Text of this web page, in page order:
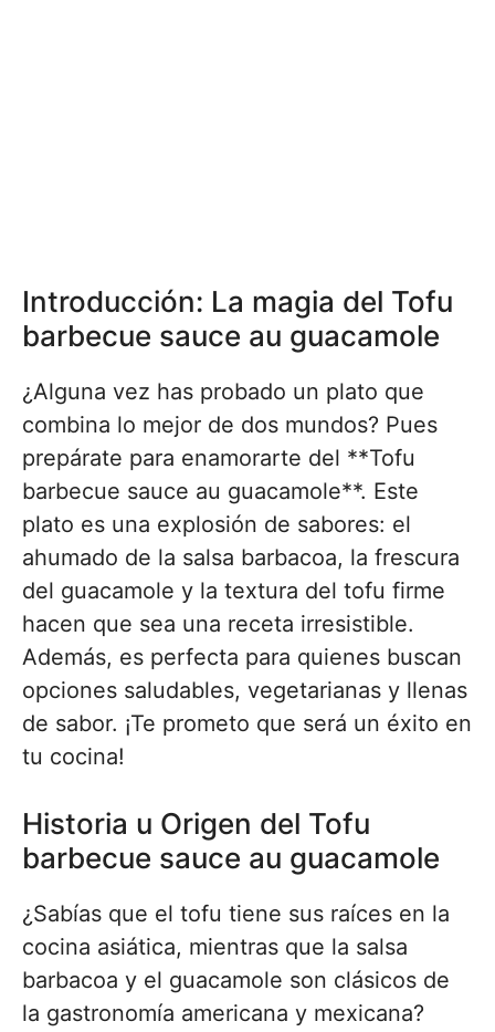
Introducción: La magia del Tofu
barbecue sauce au guacamole
¿Alguna vez has probado un plato que
combina lo mejor de dos mundos? Pues
prepárate para enamorarte del **Tofu
barbecue sauce au guacamole**. Este
plato es una explosión de sabores: el
ahumado de la salsa barbacoa, la frescura
del guacamole y la textura del tofu firme
hacen que sea una receta irresistible.
Además, es perfecta para quienes buscan
opciones saludables, vegetarianas y llenas
de sabor. ¡Te prometo que será un éxito en
tu cocina!
Historia u Origen del Tofu
barbecue sauce au guacamole
¿Sabías que el tofu tiene sus raíces en la
cocina asiática, mientras que la salsa
barbacoa y el guacamole son clásicos de
la gastronomía americana y mexicana?